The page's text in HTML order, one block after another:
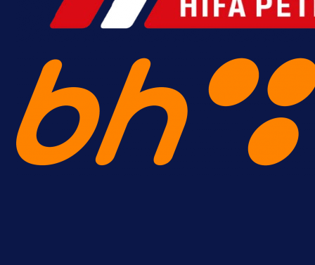
15 h 41 min